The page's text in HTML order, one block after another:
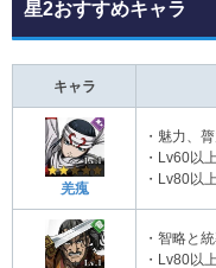
星2おすすめキャラ
キャラ
羌瘣
・魅力、
・Lv60以
・Lv80以
・智略と
・Lv80以